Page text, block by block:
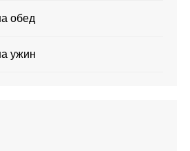
обед
ужин